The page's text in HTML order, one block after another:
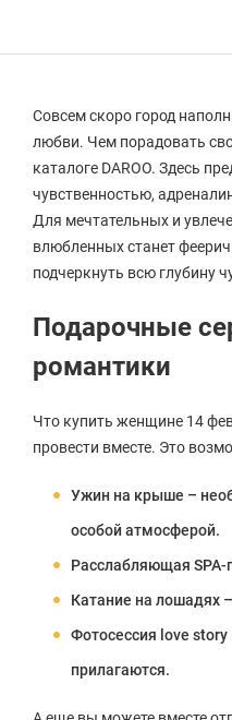
Совсем скоро город
любви. Чем порадовать
каталоге DAROO. Здесь
чувственностью,
Для мечтательных и
влюбленных станет
подчеркнуть всю глубину
Подарочные
романтики
Что купить женщине 14
провести вместе. Это
Ужин на крыше –
особой атмосферой.
Расслабляющая SPA-
Катание на лошадях
Фотосессия love
прилагаются.